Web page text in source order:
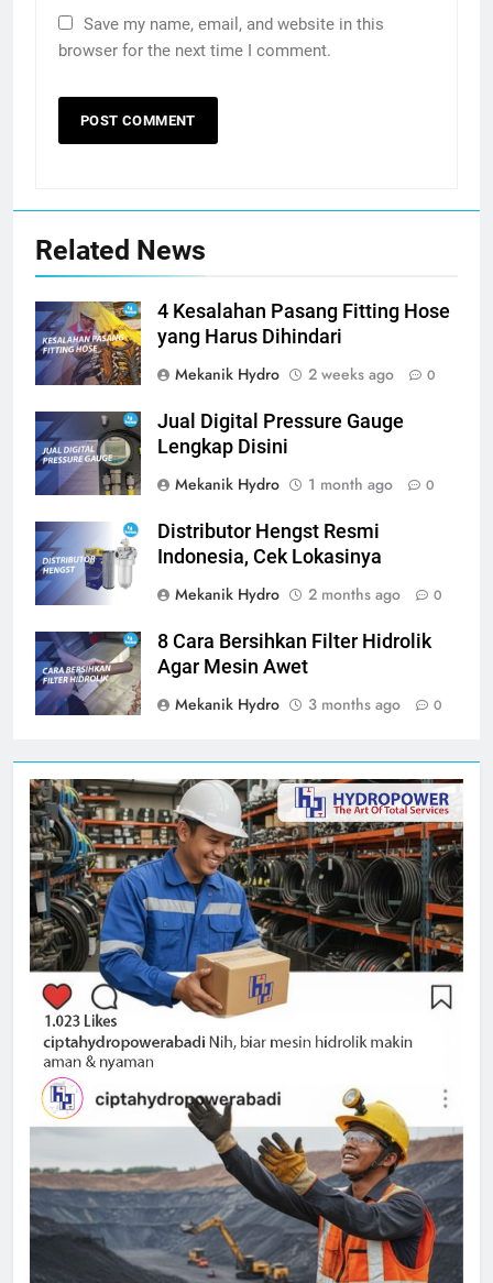
Save my name, email, and website in this
browser for the next time I comment.
Related News
4 Kesalahan Pasang Fitting Hose
yang Harus Dihindari
Mekanik Hydro
2 weeks ago 0
Jual Digital Pressure Gauge
Lengkap Disini
Mekanik Hydro
1 month ago 0
Distributor Hengst Resmi
Indonesia, Cek Lokasinya
Mekanik Hydro
2 months ago 0
8 Cara Bersihkan Filter Hidrolik
Agar Mesin Awet
Mekanik Hydro
3 months ago 0